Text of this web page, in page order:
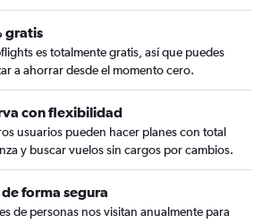
gratis
es totalmente gratis, así que puedes
a ahorrar desde el momento cero.
con flexibilidad
usuarios pueden hacer planes con total
y buscar vuelos sin cargos por cambios.
forma segura
de personas nos visitan anualmente para